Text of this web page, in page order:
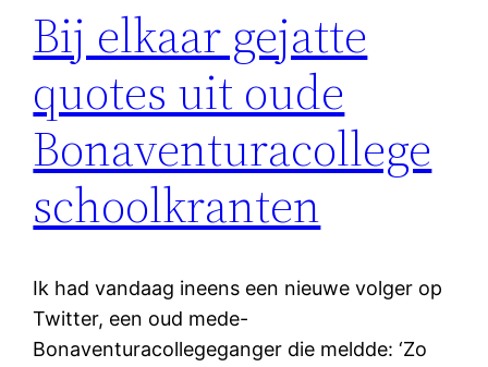
Bij elkaar gejatte
quotes uit oude
Bonaventuracollege
schoolkranten
Ik had vandaag ineens een nieuwe volger op
Twitter, een oud mede-
Bonaventuracollegeganger die meldde: ‘Zo